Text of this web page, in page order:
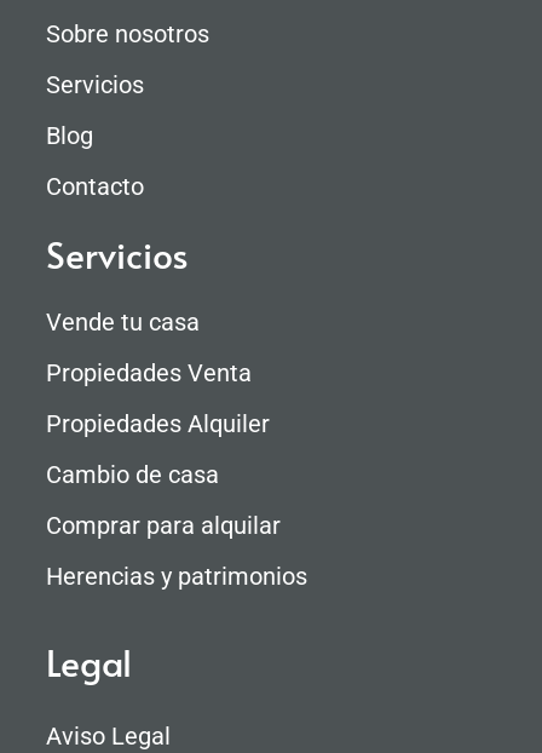
Sobre nosotros
Servicios
Blog
Contacto
Servicios
Vende tu casa
Propiedades Venta
Propiedades Alquiler
Cambio de casa
Comprar para alquilar
Herencias y patrimonios
Legal
Aviso Legal